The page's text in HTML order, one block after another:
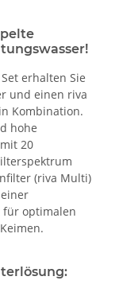
erhalten Sie
und einen riva
Kombination.
hohe
20
(riva Multi)
für optimalen